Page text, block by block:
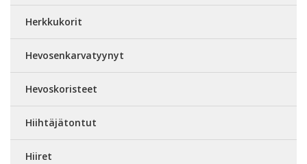
Herkkukorit
Hevosenkarvatyynyt
Hevoskoristeet
Hiihtäjätontut
Hiiret